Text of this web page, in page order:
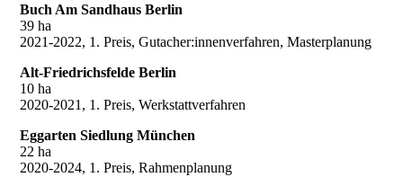
Buch Am Sandhaus Berlin
39 ha
2021-2022, 1. Preis, Gutacher:innenverfahren, Masterplanung
Alt-Friedrichsfelde Berlin
10 ha
2020-2021, 1. Preis, Werkstattverfahren
Eggarten Siedlung München
22 ha
2020-2024, 1. Preis, Rahmenplanung